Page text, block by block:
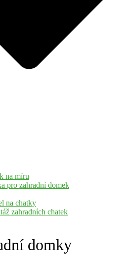
na míru
pro zahradní domek
na chatky
zahradních chatek
domky